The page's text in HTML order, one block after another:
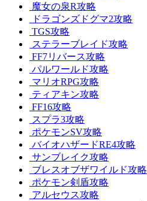
魔女の泉R攻略
ドラゴンズドグマ2攻略
TGS攻略
ステラーブレイド攻略
FF7リバース攻略
パルワールド攻略
マリオRPG攻略
ティアキン攻略
FF16攻略
スプラ3攻略
ポケモンSV攻略
バイオハザードRE4攻略
サンブレイク攻略
ブレスオブザワイルド攻略
ポケモン剣盾攻略
アルセウス攻略